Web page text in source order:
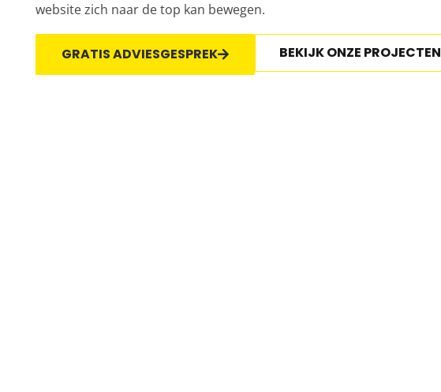
website zich naar de top kan bewegen.
GRATIS ADVIESGESPREK BEKIJK ONZE PROJECTEN